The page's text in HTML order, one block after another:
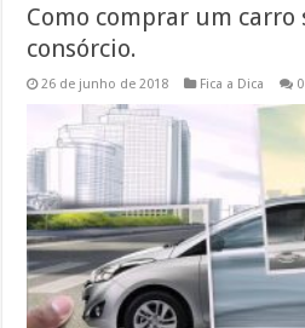
Como comprar um carro
consórcio.
26 de junho de 2018 Fica a Dica 0